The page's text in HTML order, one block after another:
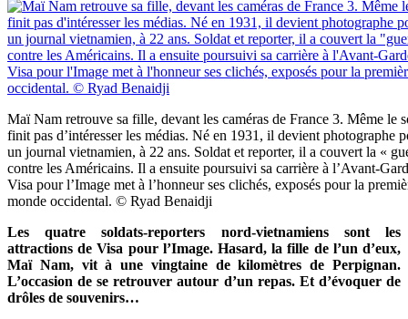
Maï Nam retrouve sa fille, devant les caméras de France 3. Même le
finit pas d’intéresser les médias. Né en 1931, il devient photographe
un journal vietnamien, à 22 ans. Soldat et reporter, il a couvert la «
contre les Américains. Il a ensuite poursuivi sa carrière à l’Avant-
Visa pour l’Image met à l’honneur ses clichés, exposés pour la
monde occidental. © Ryad Benaidji
Les quatre soldats-reporters nord-vietnamiens sont les
attractions de Visa pour l’Image. Hasard, la fille de l’un d’eux,
Maï Nam, vit à une vingtaine de kilomètres de Perpignan.
L’occasion de se retrouver autour d’un repas. Et d’évoquer de
drôles de souvenirs…